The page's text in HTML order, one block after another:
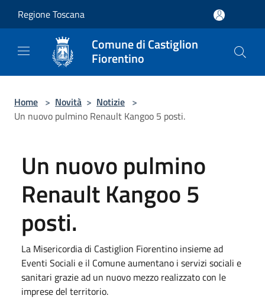
Regione Toscana
Comune di Castiglion
Fiorentino
Home > Novità > Notizie >
Un nuovo pulmino Renault Kangoo 5 posti.
Un nuovo pulmino
Renault Kangoo 5
posti.
La Misericordia di Castiglion Fiorentino insieme ad
Eventi Sociali e il Comune aumentano i servizi sociali e
sanitari grazie ad un nuovo mezzo realizzato con le
imprese del territorio.